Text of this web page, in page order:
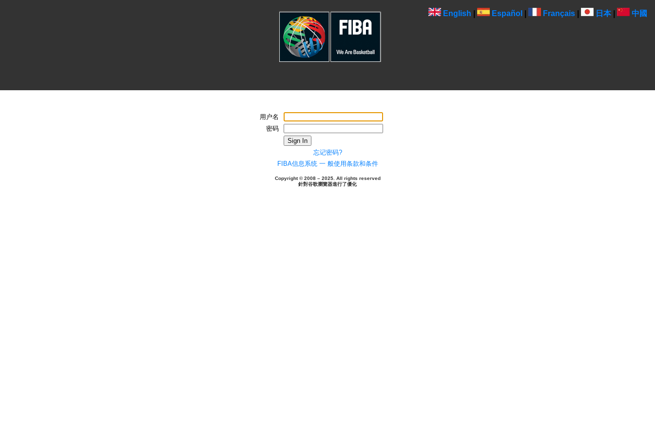
English | Español Français 日本 中國
用户名
密码
Sign In
忘记密码?
FIBA信息系统 一 般使用条款和条件
Copyright © 2008 – 2025. All rights reserved
針對谷歌瀏覽器進行了優化